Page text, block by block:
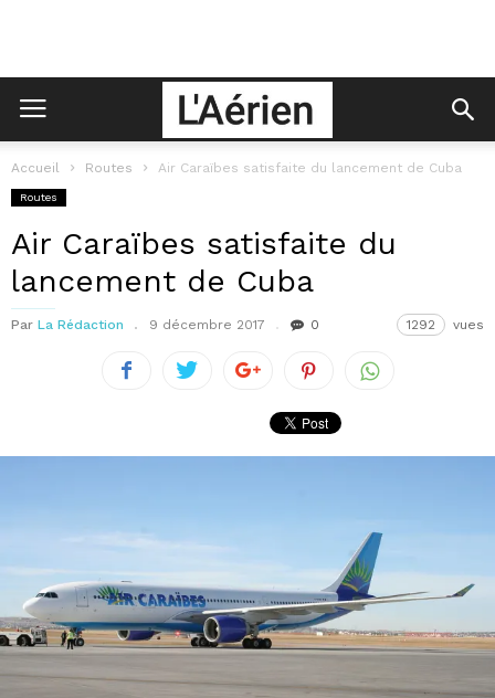
Accueil Routes Air Caraïbes satisfaite du lancement de Cuba
Routes
Air Caraïbes satisfaite du
lancement de Cuba
Par La Rédaction 9 décembre 2017 0 1292 vues